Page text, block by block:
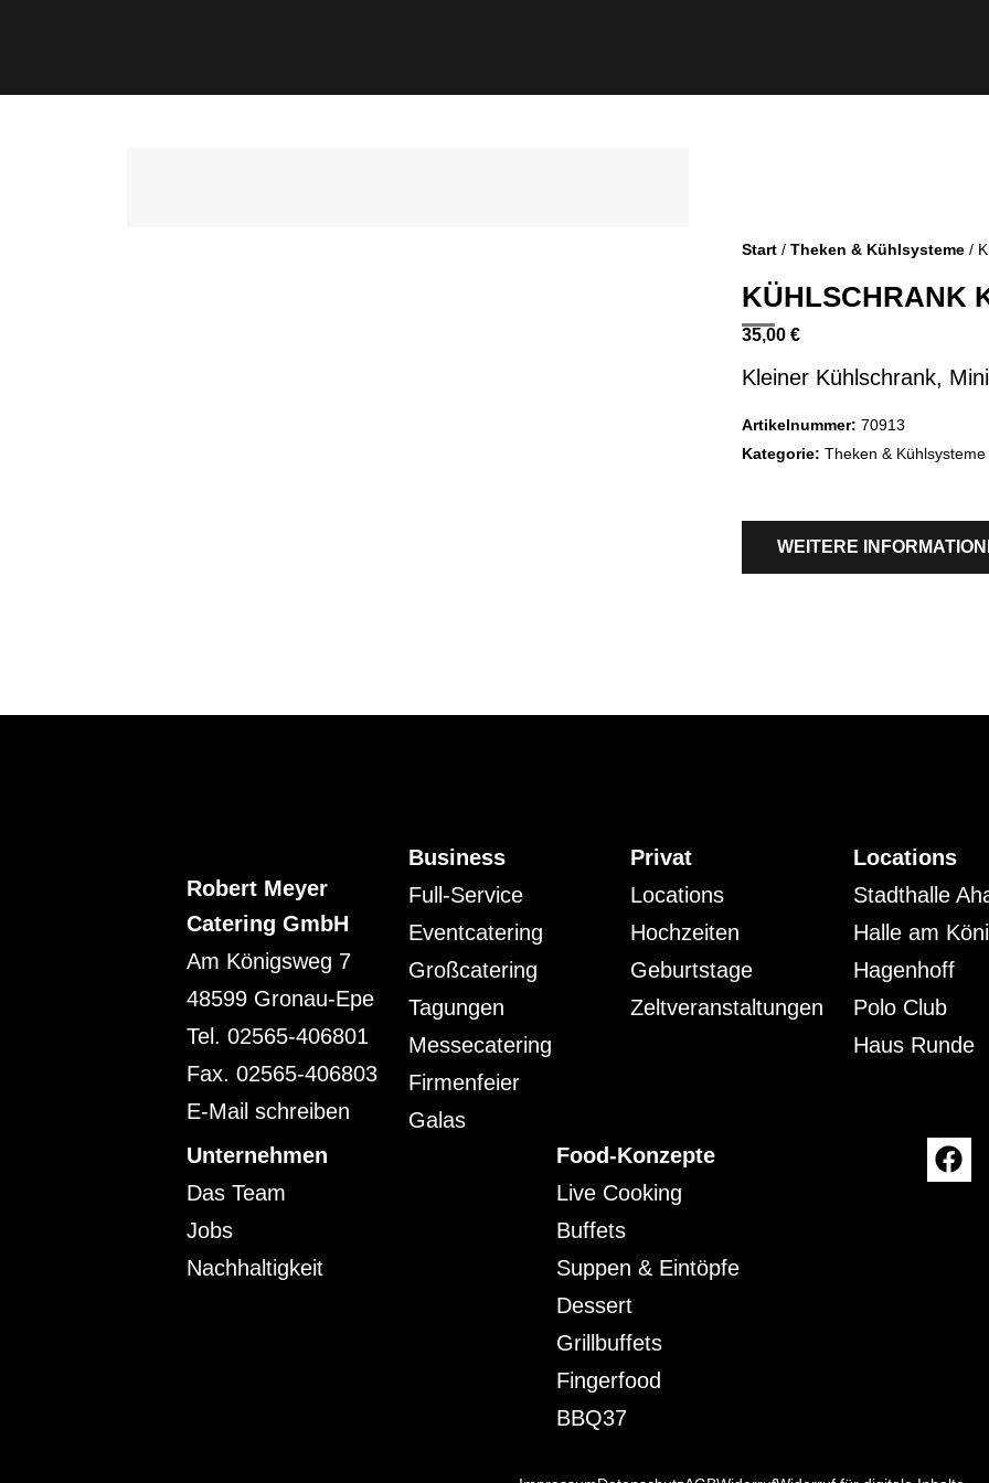
Start / Theken & Kühlsysteme /
KÜHLSCHRANK
35,00 €
Kleiner Kühlschrank,
Artikelnummer: 70913
Kategorie: Theken & Kühlsysteme
WEITERE
Robert Meyer
Catering GmbH
Am Königsweg 7
48599 Gronau-Epe
Tel. 02565-406801
Fax. 02565-406803
E-Mail schreiben
Business
Full-Service
Eventcatering
Großcatering
Tagungen
Messecatering
Firmenfeier
Galas
Privat
Locations
Hochzeiten
Geburtstage
Zeltveranstaltungen
Locations
Stadthalle
Halle am
Hagenhoff
Polo Club
Haus Runde
Unternehmen
Das Team
Jobs
Nachhaltigkeit
Food-Konzepte
Live Cooking
Buffets
Suppen & Eintöpfe
Dessert
Grillbuffets
Fingerfood
BBQ37